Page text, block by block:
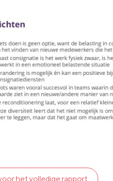
het volledige rapport